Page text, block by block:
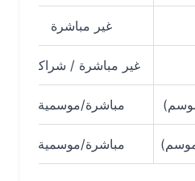
غير مباشرة
غير مباشرة / شراكات
مباشرة/موسمية
مباشرة/موسمية